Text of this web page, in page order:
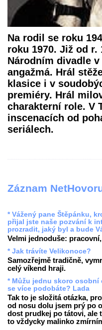
Na rodil se roku
roku 1970. Již od r.
Národním divadle v
angažmá. Hrál
klasice i v
premiéry. Hrál
charakterní role. V
inscenacích od
seriálech.
Záznam
* Vážený pane Štěpánku,
přijal jste naše pozvání k
prozradit, jaký byl a bude
Velmi jednoduše:
* Jak trávíte Velikonoce?
Samozřejmě tradičně,
celý víkend hraji.
* Můžu jednu skoro osobní
se více podobáte? Lada
Tak to je složitá otázka,
od nosu dolu jsem prý po
dost prudkej po tátovi, ale
to vždycky malinko